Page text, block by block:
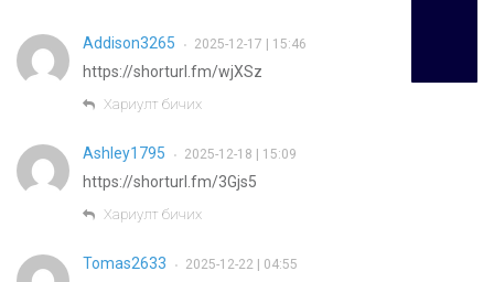
Addison3265 • 2025-12-17 | 15:46
https://shorturl.fm/wjXSz
Хариулт бичих
Ashley1795 • 2025-12-18 | 15:09
https://shorturl.fm/3Gjs5
Хариулт бичих
Tomas2633 • 2025-12-22 | 04:55